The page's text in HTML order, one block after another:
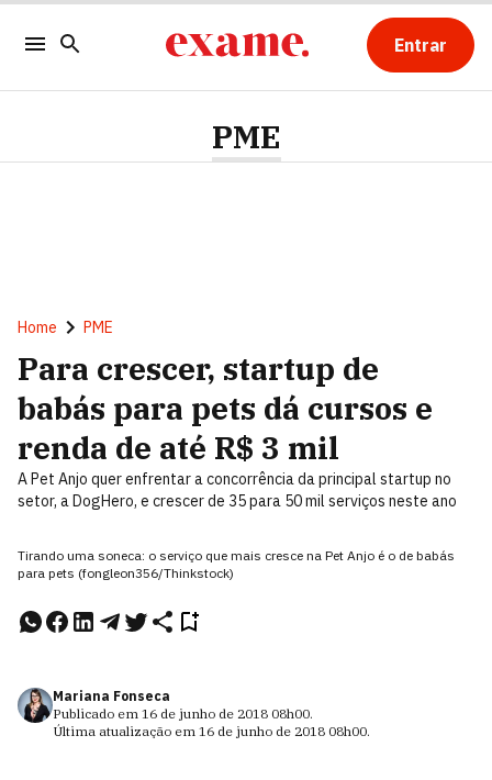
Entrar
PME
Home PME
Para crescer, startup de
babás para pets dá cursos e
renda de até R$ 3 mil
A Pet Anjo quer enfrentar a concorrência da principal startup no
setor, a DogHero, e crescer de 35 para 50 mil serviços neste ano
Tirando uma soneca: o serviço que mais cresce na Pet Anjo é o de babás
para pets (fongleon356/Thinkstock)
Mariana Fonseca
Publicado em 16 de junho de 2018 08h00.
Última atualização em 16 de junho de 2018 08h00.